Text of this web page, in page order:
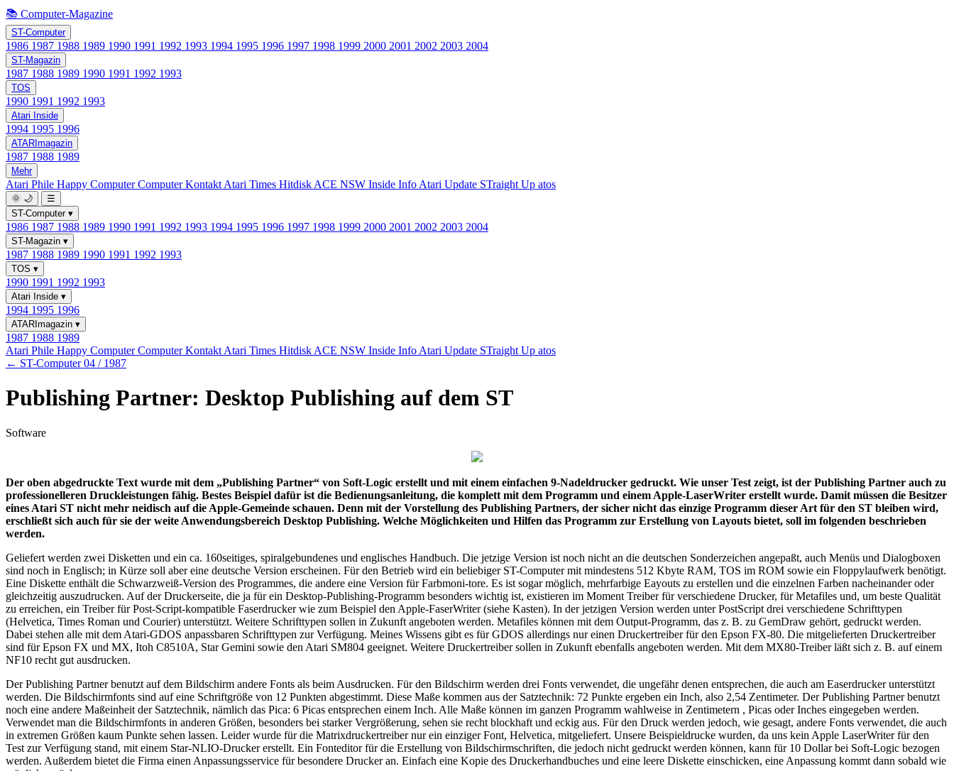
📚 Computer-Magazine
ST-Computer
1986 1987 1988 1989 1990 1991 1992 1993 1994 1995 1996 1997 1998 1999 2000 2001 2002 2003 2004
ST-Magazin
1987 1988 1989 1990 1991 1992 1993
TOS
1990 1991 1992 1993
Atari Inside
1994 1995 1996
ATARImagazin
1987 1988 1989
Mehr
Atari Phile Happy ComputerComputer Kontakt Atari Times Hitdisk ACE NSW Inside Info Atari Update STraight Up atos
🌞 🌙
☰
ST-Computer ▾
1986 1987 1988 1989 1990 1991 1992 1993 1994 1995 1996 1997 1998 1999 2000 2001 2002 2003 2004
ST-Magazin ▾
1987 1988 1989 1990 1991 1992 1993
TOS ▾
1990 1991 1992 1993
Atari Inside ▾
1994 1995 1996
ATARImagazin ▾
1987 1988 1989
Atari Phile Happy ComputerComputer Kontakt Atari Times Hitdisk ACE NSW Inside Info Atari Update STraight Up atos
← ST-Computer 04 / 1987
Publishing Partner: Desktop Publishing auf dem ST
Software
Der oben abgedruckte Text wurde mit dem „Publishing Partner“ von Soft-Logic erstellt und mit einem einfachen 9-Nadeldrucker gedruckt. Wie unser Test zeigt, ist der Publishing Partner auch zu
professionelleren Druckleistungen fähig. Bestes Beispiel dafür ist die Bedienungsanleitung, die komplett mit dem Programm und einem Apple-LaserWriter erstellt wurde. Damit müssen die Besitzer
eines Atari ST nicht mehr neidisch auf die Apple-Gemeinde schauen. Denn mit der Vorstellung des Publishing Partners, der sicher nicht das einzige Programm dieser Art für den ST bleiben wird,
erschließt sich auch für sie der weite Anwendungsbereich Desktop Publishing. Welche Möglichkeiten und Hilfen das Programm zur Erstellung von Layouts bietet, soll im folgenden beschrieben
werden.
Geliefert werden zwei Disketten und ein ca. 160seitiges, spiralgebundenes und englisches Handbuch. Die jetzige Version ist noch nicht an die deutschen Sonderzeichen angepaßt, auch Menüs und Dialogboxen
sind noch in Englisch; in Kürze soll aber eine deutsche Version erscheinen. Für den Betrieb wird ein beliebiger ST-Computer mit mindestens 512 Kbyte RAM, TOS im ROM sowie ein Floppylaufwerk benötigt.
Eine Diskette enthält die Schwarzweiß-Version des Programmes, die andere eine Version für Farbmoni-tore. Es ist sogar möglich, mehrfarbige Eayouts zu erstellen und die einzelnen Farben nacheinander oder
gleichzeitig auszudrucken. Auf der Druckerseite, die ja für ein Desktop-Publishing-Programm besonders wichtig ist, existieren im Moment Treiber für verschiedene Drucker, für Metafiles und, um beste Qualität
zu erreichen, ein Treiber für Post-Script-kompatible Faserdrucker wie zum Beispiel den Apple-FaserWriter (siehe Kasten). In der jetzigen Version werden unter PostScript drei verschiedene Schrifttypen
(Helvetica, Times Roman und Courier) unterstützt. Weitere Schrifttypen sollen in Zukunft angeboten werden. Metafiles können mit dem Output-Programm, das z. B. zu GemDraw gehört, gedruckt werden.
Dabei stehen alle mit dem Atari-GDOS anpassbaren Schrifttypen zur Verfügung. Meines Wissens gibt es für GDOS allerdings nur einen Druckertreiber für den Epson FX-80. Die mitgelieferten Druckertreiber
sind für Epson FX und MX, Itoh C8510A, Star Gemini sowie den Atari SM804 geeignet. Weitere Druckertreiber sollen in Zukunft ebenfalls angeboten werden. Mit dem MX80-Treiber läßt sich z. B. auf einem
NF10 recht gut ausdrucken.
Der Publishing Partner benutzt auf dem Bildschirm andere Fonts als beim Ausdrucken. Für den Bildschirm werden drei Fonts verwendet, die ungefähr denen entsprechen, die auch am Easerdrucker unterstützt
werden. Die Bildschirmfonts sind auf eine Schriftgröße von 12 Punkten abgestimmt. Diese Maße kommen aus der Satztechnik: 72 Punkte ergeben ein Inch, also 2,54 Zentimeter. Der Publishing Partner benutzt
noch eine andere Maßeinheit der Satztechnik, nämlich das Pica: 6 Picas entsprechen einem Inch. Alle Maße können im ganzen Programm wahlweise in Zentimetern , Picas oder Inches eingegeben werden.
Verwendet man die Bildschirmfonts in anderen Größen, besonders bei starker Vergrößerung, sehen sie recht blockhaft und eckig aus. Für den Druck werden jedoch, wie gesagt, andere Fonts verwendet, die auch
in extremen Größen kaum Punkte sehen lassen. Leider wurde für die Matrixdruckertreiber nur ein einziger Font, Helvetica, mitgeliefert. Unsere Beispieldrucke wurden, da uns kein Apple LaserWriter für den
Test zur Verfügung stand, mit einem Star-NLIO-Drucker erstellt. Ein Fonteditor für die Erstellung von Bildschirmschriften, die jedoch nicht gedruckt werden können, kann für 10 Dollar bei Soft-Logic bezogen
werden. Außerdem bietet die Firma einen Anpassungsservice für besondere Drucker an. Einfach eine Kopie des Druckerhandbuches und eine leere Diskette einschicken, eine Anpassung kommt dann sobald wie